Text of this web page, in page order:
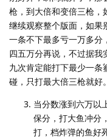
枪，到大倍和变倍三枪，
继续观察整个版面，如果
一条不下最多亏一万多分
四五万分再说，不过据我
九次肯定能打下最少一条
碰，只打最大倍三枪就好。
当分数涨到六万以
保分，打大鱼冲分
打，档炸弹的鱼好